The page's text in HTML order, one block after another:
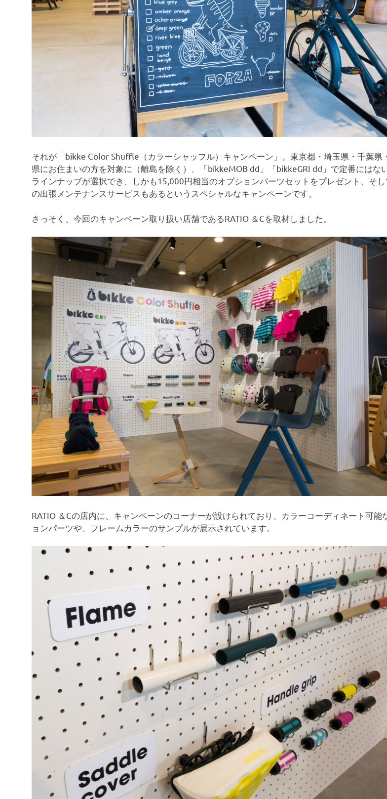
それが「bikke Color Shuffle（カラーシャッフル）キャンペーン」。東京都・埼玉県・千葉県
県にお住まいの方を対象に（離島を除く）、「bikkeMOB dd」「bikkeGRI dd」で定番にはな
ラインナップが選択でき、しかも15,000円相当のオプションパーツセットをプレゼント、そ
の出張メンテナンスサービスもあるというスペシャルなキャンペーンです。
さっそく、今回のキャンペーン取り扱い店舗であるRATIO ＆Cを取材しました。
RATIO ＆Cの店内に、キャンペーンのコーナーが設けられており、カラーコーディネート可能
ョンパーツや、フレームカラーのサンプルが展示されています。